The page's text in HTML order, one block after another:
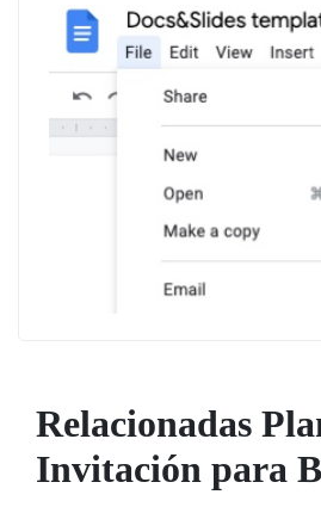
Relacionadas
Invitación para